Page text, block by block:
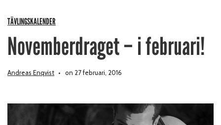
TÄVLINGSKALENDER
Novemberdraget – i februari!
Andreas Enqvist on 27 februari, 2016